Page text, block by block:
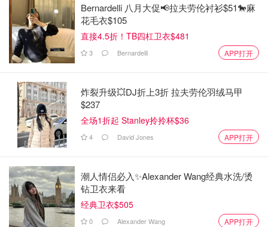
Bernardelli 八月大促📢拉夫劳伦衬衫$51🐎麻
花毛衣$105
直接4.5折！TB四杠卫衣$481
3 Bernardelli APP打开
炸裂升级💥DJ折上3折 拉夫劳伦羽绒马甲
$237
全场1折起 Stanley拎拎杯$36
4 David Jones APP打开
潮人情侣必入✨Alexander Wang经典水洗/烫
钻卫衣来看
经典卫衣$505
0 Alexander Wang APP打开